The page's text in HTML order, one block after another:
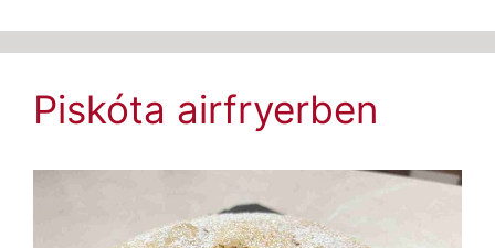
Piskóta airfryerben